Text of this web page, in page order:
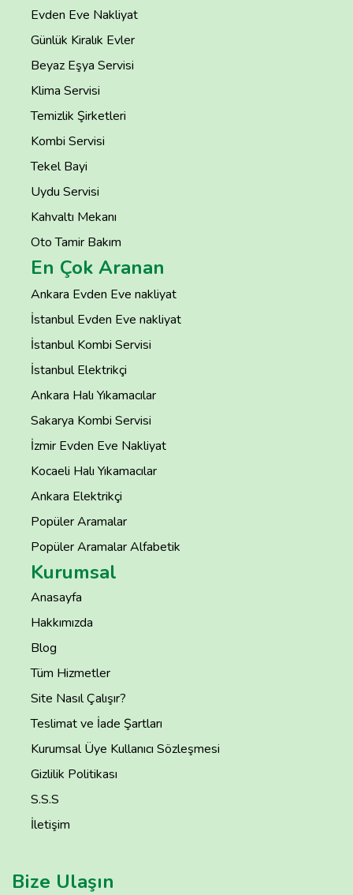
Evden Eve Nakliyat
Günlük Kiralık Evler
Beyaz Eşya Servisi
Klima Servisi
Temizlik Şirketleri
Kombi Servisi
Tekel Bayi
Uydu Servisi
Kahvaltı Mekanı
Oto Tamir Bakım
En Çok Aranan
Ankara Evden Eve nakliyat
İstanbul Evden Eve nakliyat
İstanbul Kombi Servisi
İstanbul Elektrikçi
Ankara Halı Yıkamacılar
Sakarya Kombi Servisi
İzmir Evden Eve Nakliyat
Kocaeli Halı Yıkamacılar
Ankara Elektrikçi
Popüler Aramalar
Popüler Aramalar Alfabetik
Kurumsal
Anasayfa
Hakkımızda
Blog
Tüm Hizmetler
Site Nasıl Çalışır?
Teslimat ve İade Şartları
Kurumsal Üye Kullanıcı Sözleşmesi
Gizlilik Politikası
S.S.S
İletişim
Bize Ulaşın